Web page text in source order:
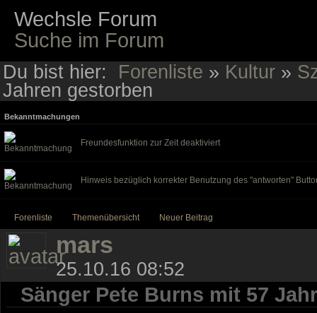
Wechsle Forum
Suche im Forum
Du bist hier: Forenliste » Kultur »
Jahren gestorben
Bekanntmachungen
Freundesfunktion zur Zeit deaktiviert
Hinweis bezüglich korrekter Benutzung des "antworten"
Forenliste Themenübersicht Neuer Beitrag
mars
25.10.16 08:52
Sänger Pete Burns mit 57